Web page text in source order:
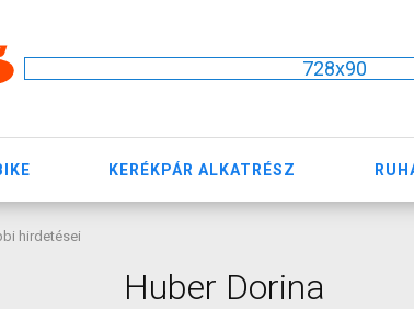
728x90
KERÉKPÁR ALKATRÉSZ
hirdetései
Huber Dorina